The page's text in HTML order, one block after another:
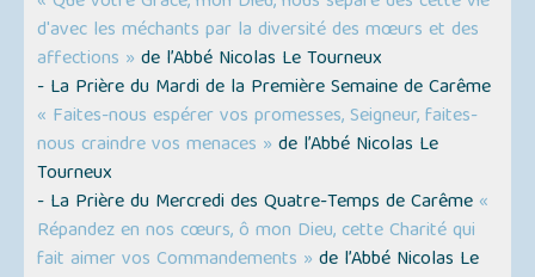
d'avec les méchants par la diversité des mœurs et des
affections » de l’Abbé Nicolas Le Tourneux
- La Prière du Mardi de la Première Semaine de Carême
« Faites-nous espérer vos promesses, Seigneur, faites-
nous craindre vos menaces » de l’Abbé Nicolas Le
Tourneux
- La Prière du Mercredi des Quatre-Temps de Carême «
Répandez en nos cœurs, ô mon Dieu, cette Charité qui
fait aimer vos Commandements » de l’Abbé Nicolas Le